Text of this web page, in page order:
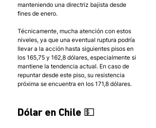
manteniendo una directriz bajista desde
fines de enero.
Técnicamente, mucha atención con estos
niveles, ya que una eventual ruptura podría
llevar a la acción hasta siguientes pisos en
los 165,75 y 162,8 dólares, especialmente si
mantiene la tendencia actual. En caso de
repuntar desde este piso, su resistencia
próxima se encuentra en los 171,8 dólares.
Dólar en Chile 💵